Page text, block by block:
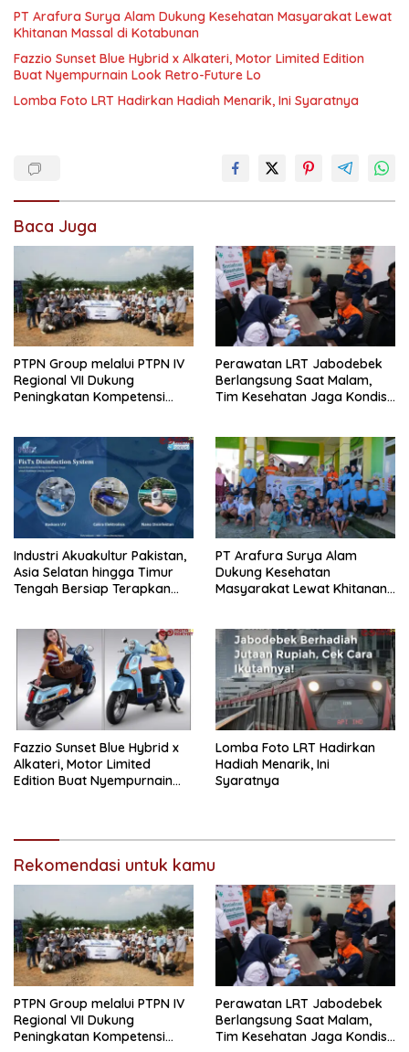
PT Arafura Surya Alam Dukung Kesehatan Masyarakat Lewat
Khitanan Massal di Kotabunan
Fazzio Sunset Blue Hybrid x Alkateri, Motor Limited Edition
Buat Nyempurnain Look Retro-Future Lo
Lomba Foto LRT Hadirkan Hadiah Menarik, Ini Syaratnya
Baca Juga
PTPN Group melalui PTPN IV
Regional VII Dukung
Peningkatan Kompetensi
Way Kanan
Perawatan LRT Jabodebek
Berlangsung Saat Malam,
Tim Kesehatan Jaga Kondisi
Industri Akuakultur Pakistan,
Asia Selatan hingga Timur
Tengah Bersiap Terapkan
PT Arafura Surya Alam
Dukung Kesehatan
Masyarakat Lewat Khitanan
Fazzio Sunset Blue Hybrid x
Alkateri, Motor Limited
Edition Buat Nyempurnain
Lomba Foto LRT Hadirkan
Hadiah Menarik, Ini
Syaratnya
Rekomendasi untuk kamu
PTPN Group melalui PTPN IV
Regional VII Dukung
Peningkatan Kompetensi
Perawatan LRT Jabodebek
Berlangsung Saat Malam,
Tim Kesehatan Jaga Kondisi